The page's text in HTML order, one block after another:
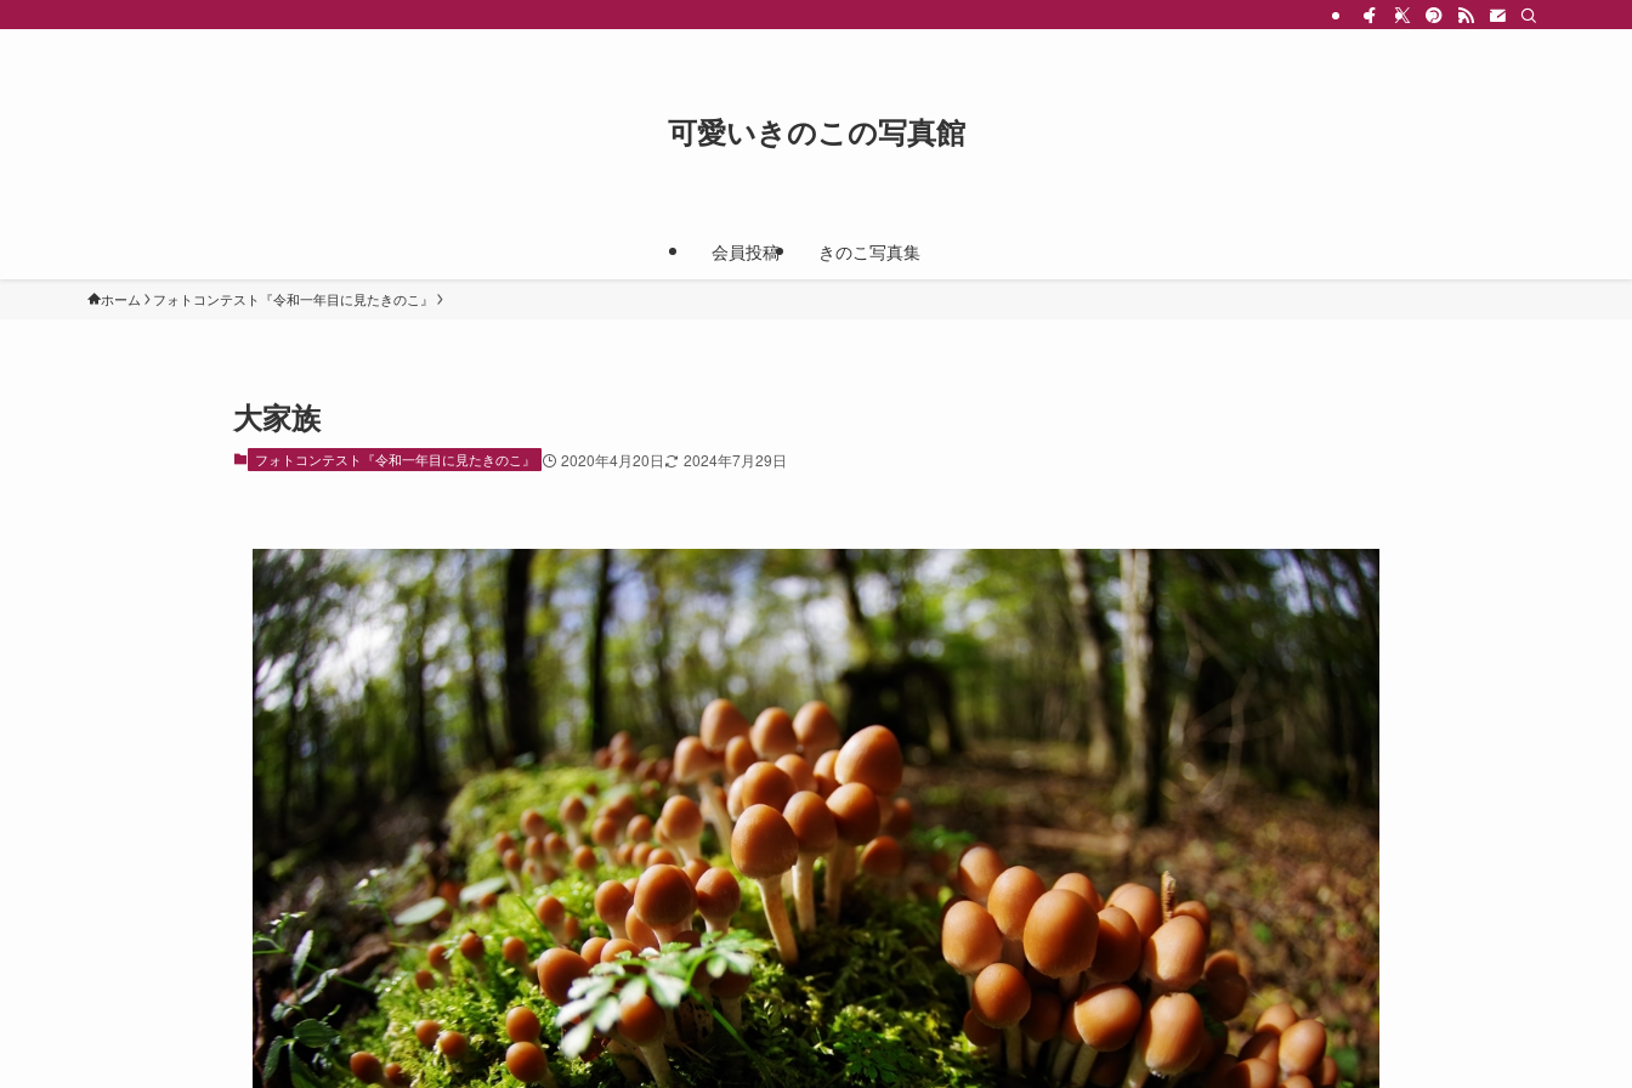
可愛いきのこの写真館
会員投稿 きのこ写真集
ホーム フォトコンテスト『令和一年目に見たきのこ』
大家族
フォトコンテスト『令和一年目に見たきのこ』 2020年4月20日 2024年7月29日